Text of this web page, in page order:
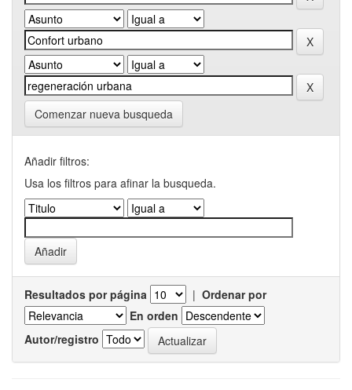
Comenzar nueva busqueda
Añadir filtros:
Usa los filtros para afinar la busqueda.
Resultados por página | Ordenar por
En orden
Autor/registro